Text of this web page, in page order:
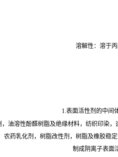
溶解性：溶于
1.表面活性剂的中间
油溶性酚醛树脂及绝缘材料，纺织印染
药乳化剂，树脂改性剂，树脂及橡胶稳
制成阴离子表面